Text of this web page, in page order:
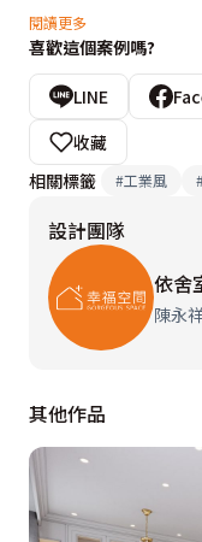
第一種房型
考量第一種房型的
工與局部玻璃做隔
間之效，也劃分出
閒情韻之餘，更可
的訂製壁紙與風格
分別創造工業風及
種風格選擇。
第二種房型
而因既有格局關係
的空間中，需滿足
永祥、李雨蓁設計
閱讀更多
喜歡這個案例嗎?
LINE
收藏
相關標籤
#工業風
設計團隊
依舍
陳永
其他作品